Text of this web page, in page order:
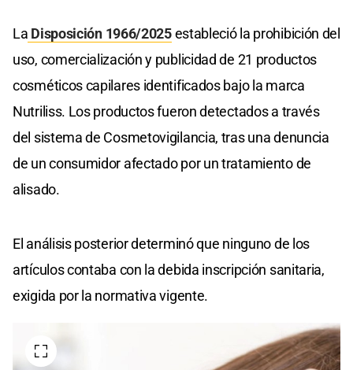
La Disposición 1966/2025estableció la prohibición del
uso, comercialización y publicidad de 21 productos
cosméticos capilares identificados bajo la marca
Nutriliss. Los productos fueron detectados a través
del sistema de Cosmetovigilancia, tras una denuncia
de un consumidor afectado por un tratamiento de
alisado.
El análisis posterior determinó que ninguno de los
artículos contaba con la debida inscripción sanitaria,
exigida por la normativa vigente.